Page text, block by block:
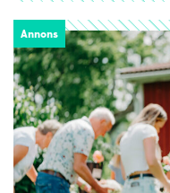
Annons